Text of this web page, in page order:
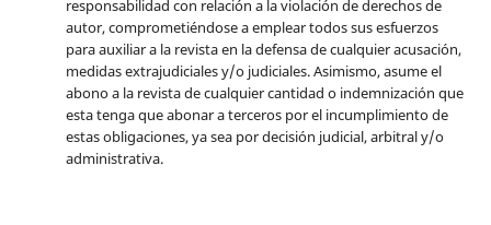
responsabilidad con relación a la violación de derechos de
autor, comprometiéndose a emplear todos sus esfuerzos
para auxiliar a la revista en la defensa de cualquier acusación,
medidas extrajudiciales y/o judiciales. Asimismo, asume el
abono a la revista de cualquier cantidad o indemnización que
esta tenga que abonar a terceros por el incumplimiento de
estas obligaciones, ya sea por decisión judicial, arbitral y/o
administrativa.